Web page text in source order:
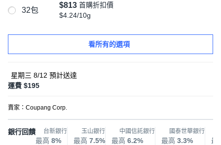
32包
$813 首購折扣價
$4.24/10g
看所有的選項
星期三 8/12 預計送達
運費 $195
賣家： Coupang Corp.
銀行回饋 台新銀行
最高 8%
玉山銀行
最高 7.5%
中國信託銀行
最高 6.2%
國泰世華銀行
最高 3.3% 最